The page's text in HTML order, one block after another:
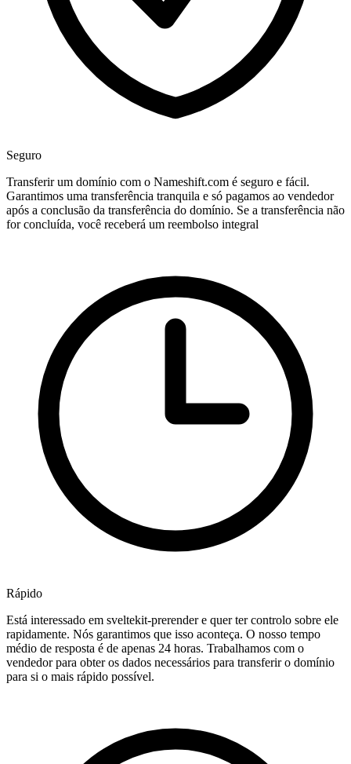
Seguro
Transferir um domínio com o Nameshift.com é seguro e fácil.
Garantimos uma transferência tranquila e só pagamos ao vendedor
após a conclusão da transferência do domínio. Se a transferência não
for concluída, você receberá um reembolso integral
Rápido
Está interessado em sveltekit-prerender e quer ter controlo sobre ele
rapidamente. Nós garantimos que isso aconteça. O nosso tempo
médio de resposta é de apenas 24 horas. Trabalhamos com o
vendedor para obter os dados necessários para transferir o domínio
para si o mais rápido possível.